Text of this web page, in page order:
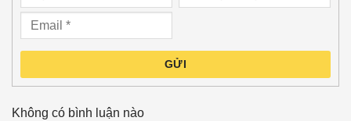
GỬI
Không có bình luận nào